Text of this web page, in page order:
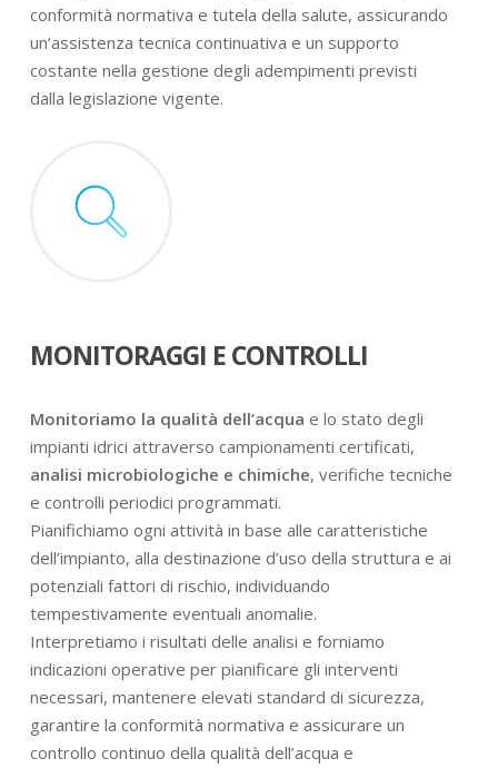
conformità normativa e tutela della salute, assicurando
un’assistenza tecnica continuativa e un supporto
costante nella gestione degli adempimenti previsti
dalla legislazione vigente.
MONITORAGGI E CONTROLLI
Monitoriamo la qualità dell’acqua e lo stato degli
impianti idrici attraverso campionamenti certificati,
analisi microbiologiche e chimiche, verifiche tecniche
e controlli periodici programmati.
Pianifichiamo ogni attività in base alle caratteristiche
dell’impianto, alla destinazione d’uso della struttura e ai
potenziali fattori di rischio, individuando
tempestivamente eventuali anomalie.
Interpretiamo i risultati delle analisi e forniamo
indicazioni operative per pianificare gli interventi
necessari, mantenere elevati standard di sicurezza,
garantire la conformità normativa e assicurare un
controllo continuo della qualità dell’acqua e